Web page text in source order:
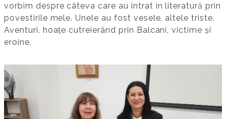
vorbim despre câteva care au intrat în literatură prin
povestirile mele. Unele au fost vesele, altele triste.
Aventuri, hoațe cutreierând prin Balcani, victime și
eroine.